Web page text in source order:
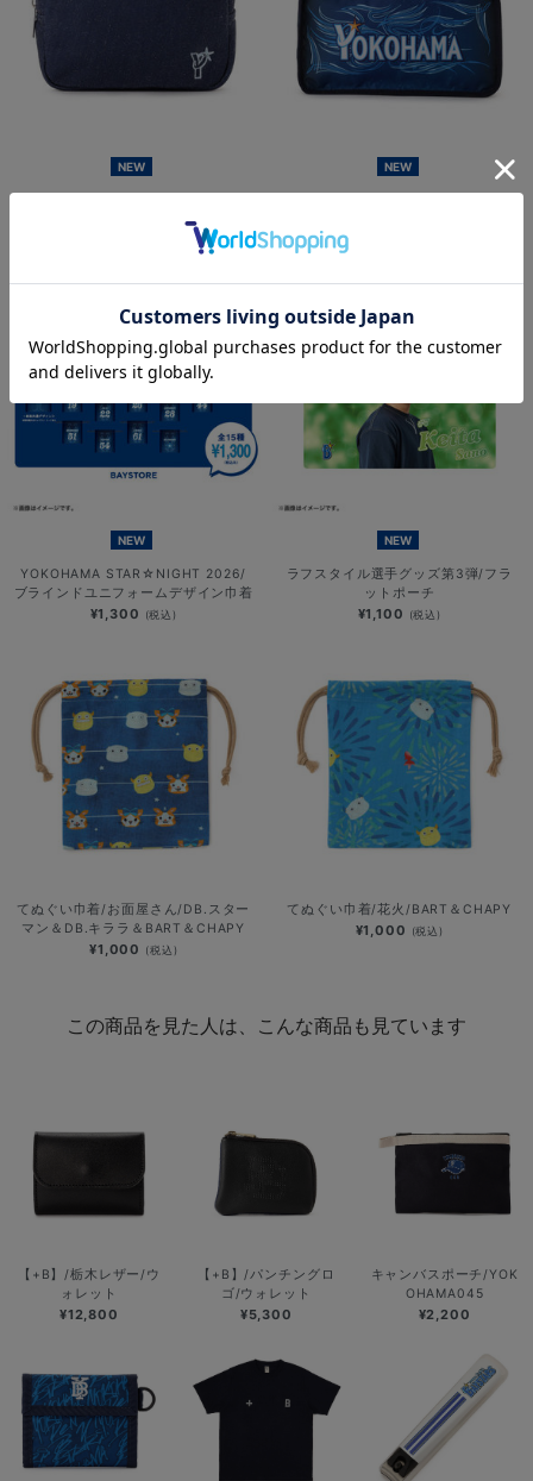
NEW NEW
NEW
YOKOHAMA STAR☆NIGHT 2026/
ブラインドユニフォームデザイン巾着
¥1,300 (税込)
NEW
ラフスタイル選手グッズ第3弾/フラ
ットポーチ
¥1,100 (税込)
てぬぐい巾着/お面屋さん/DB.スター
マン＆DB.キララ＆BART＆CHAPY
¥1,000 (税込)
てぬぐい巾着/花火/BART＆CHAPY
¥1,000 (税込)
この商品を見た人は、こんな商品も見ています
【+B】/栃木レザー/ウ
ォレット
¥12,800
【+B】/パンチングロ
ゴ/ウォレット
¥5,300
キャンバスポーチ/YOK
OHAMA045
¥2,200